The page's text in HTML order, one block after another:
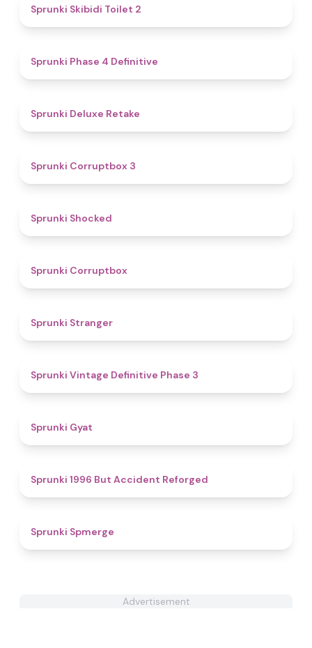
Sprunki Skibidi Toilet 2
Sprunki Phase 4 Definitive
Sprunki Deluxe Retake
Sprunki Corruptbox 3
Sprunki Shocked
Sprunki Corruptbox
Sprunki Stranger
Sprunki Vintage Definitive Phase 3
Sprunki Gyat
Sprunki 1996 But Accident Reforged
Sprunki Spmerge
Advertisement